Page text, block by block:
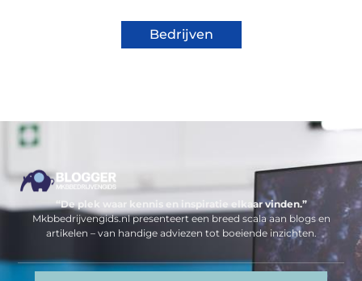
Bedrijven
“De plek waar kennis en inspiratie elkaar vinden.”
Mkbbedrijvengids.nl presenteert een breed scala aan blogs en
artikelen – van handige adviezen tot boeiende inzichten.